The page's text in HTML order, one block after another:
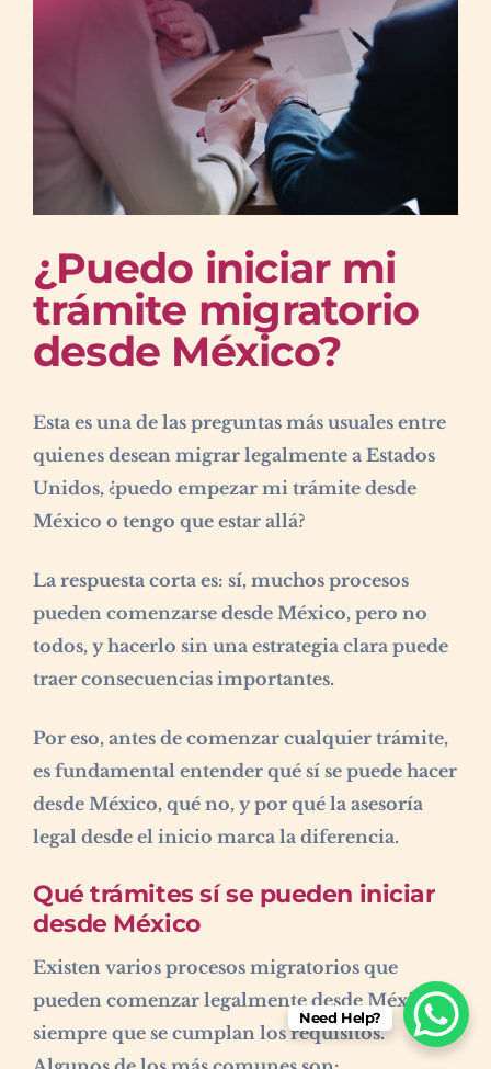
¿Puedo iniciar mi
trámite migratorio
desde México?
Esta es una de las preguntas más usuales entre
quienes desean migrar legalmente a Estados
Unidos, ¿puedo empezar mi trámite desde
México o tengo que estar allá?
La respuesta corta es: sí, muchos procesos
pueden comenzarse desde México, pero no
todos, y hacerlo sin una estrategia clara puede
traer consecuencias importantes.
Por eso, antes de comenzar cualquier trámite,
es fundamental entender qué sí se puede hacer
desde México, qué no, y por qué la asesoría
legal desde el inicio marca la diferencia.
Qué trámites sí se pueden iniciar
desde México
Existen varios procesos migratorios que
pueden comenzar legalmente desde México,
siempre que se cumplan los requisitos.
Need Help?